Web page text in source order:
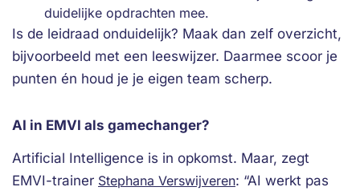
duidelijke opdrachten mee.
Is de leidraad onduidelijk? Maak dan zelf overzicht,
bijvoorbeeld met een leeswijzer. Daarmee scoor je
punten én houd je je eigen team scherp.
AI in EMVI als gamechanger?
Artificial Intelligence is in opkomst. Maar, zegt
EMVI-trainer Stephana Verswijveren: “AI werkt pas